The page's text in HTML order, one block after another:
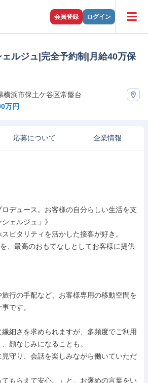
会員登録 ログイン
ルジュ|完全予約制|月給40万保
横浜市保土ケ谷区常盤台
万円
応募について 企業情報
ロデュース。お客様の自分らしい生活を支
ェルジュ」》
ピタリティを活かした接客が好き。
、最高のおもてなしとしてお客様に提供
行の手配など、お客様専用の移動空間を
です。
細さを求められますが、多頻度でご利用
顔なじみになることも。
守り、会話を楽しみながら働いていただ
てもらえて安心。」と、お褒めの言葉をい